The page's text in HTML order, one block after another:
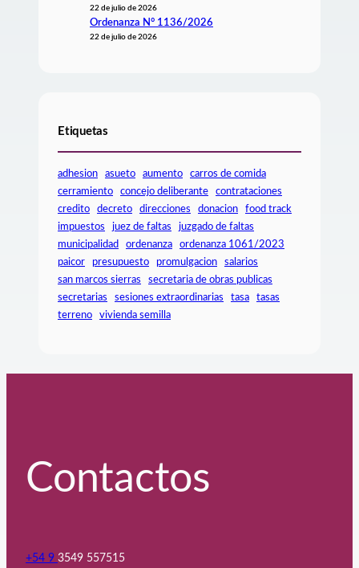
22 de julio de 2026
Ordenanza N° 1136/2026
22 de julio de 2026
Etiquetas
adhesion asueto aumento
carros de comida
cerramiento
concejo deliberante
contrataciones
credito
decreto direcciones donacion
food track
impuestos
juez de faltas
juzgado de faltas
municipalidad
ordenanza
ordenanza 1061/2023
paicor
presupuesto promulgacion
salarios
san marcos sierras
secretaria de obras publicas
secretarias
sesiones extraordinarias tasa
tasas
terreno
vivienda semilla
Contactos
+54 9 3549 557515